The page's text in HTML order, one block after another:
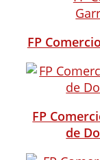
FP
FP
de